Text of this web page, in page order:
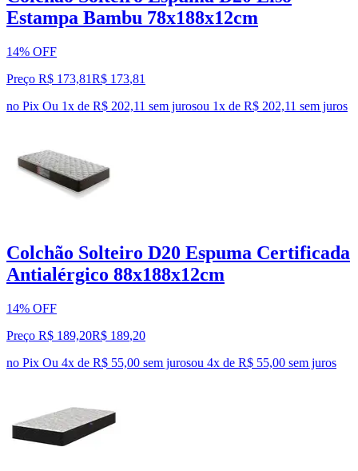
Estampa Bambu 78x188x12cm
14% OFF
Preço R$ 173,81R$ 173,81
no Pix Ou 1x de R$ 202,11 sem jurosou 1x de R$ 202,11 sem juros
Colchão Solteiro D20 Espuma Certificada
Antialérgico 88x188x12cm
14% OFF
Preço R$ 189,20R$ 189,20
no Pix Ou 4x de R$ 55,00 sem jurosou 4x de R$ 55,00 sem juros